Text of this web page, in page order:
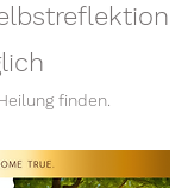
finden.